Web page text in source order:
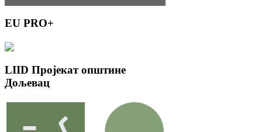
EU PRO+
LIID Пројекат општине
Дољевац